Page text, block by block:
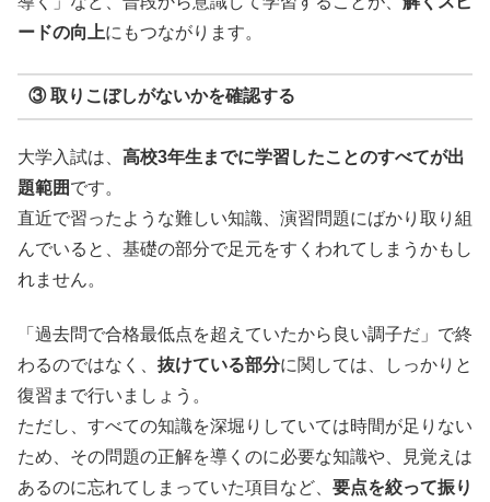
ードの向上にもつながります。
③ 取りこぼしがないかを確認する
大学入試は、 高校3年生までに学習したことのすべてが出
題範囲です。
直近で習ったような難しい知識、演習問題にばかり取り組
んでいると、基礎の部分で足元をすくわれてしまうかもし
れません。
「過去問で合格最低点を超えていたから良い調子だ」で終
わるのではなく、 抜けている部分に関しては、しっかりと
復習まで行いましょう。
ただし、すべての知識を深堀りしていては時間が足りない
ため、その問題の正解を導くのに必要な知識や、見覚えは
あるのに忘れてしまっていた項目など、 要点を絞って振り